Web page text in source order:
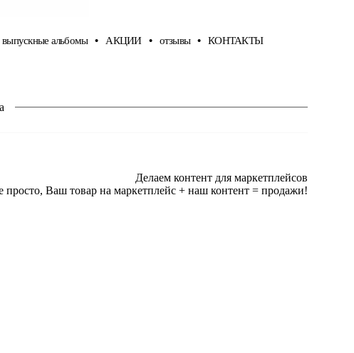
выпускные альбомы • АКЦИИ • отзывы • КОНТАКТЫ
Делаем контент для маркетплейсов
просто, Ваш товар на маркетплейс + наш контент = продажи!